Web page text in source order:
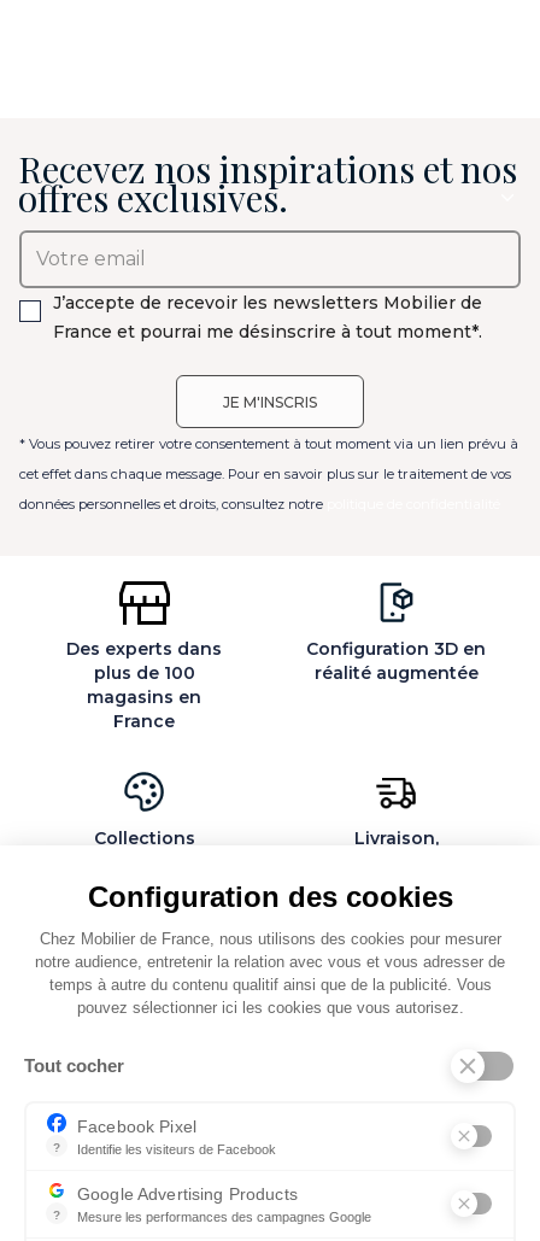
Configuration des cookies
Chez Mobilier de France, nous utilisons des cookies pour mesurer
notre audience, entretenir la relation avec vous et vous adresser de
temps à autre du contenu qualitif ainsi que de la publicité. Vous
pouvez sélectionner ici les cookies que vous autorisez.
Tout cocher
?
Facebook Pixel
Identifie les visiteurs de Facebook
?
Google Advertising Products
Mesure les performances des campagnes Google
Recevez nos inspirations et nos
offres exclusives.
J’accepte de recevoir les newsletters Mobilier de
France et pourrai me désinscrire à tout moment*.
* Vous pouvez retirer votre consentement à tout moment via un lien prévu à
cet effet dans chaque message. Pour en savoir plus sur le traitement de vos
données personnelles et droits, consultez notre
Des experts dans
plus de 100
magasins en
France
Configuration 3D en
réalité augmentée
Collections
personnalisables
Livraison,
montage par des
spécialistes
QUI SOMMES-NOUS
SERVICES ET PARTENAIRES
CONSEILS
CGV & POLICY